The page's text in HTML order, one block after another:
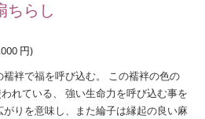
ちらし
円)
襦袢で福を呼び込む。 この襦袢の色の
れている、 強い生命力を呼び込む事を
りを意味し、また綸子は縁起の良い麻